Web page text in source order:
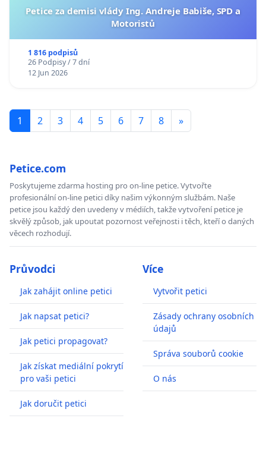
Petice za demisi vlády Ing. Andreje Babiše, SPD a
Motoristů
1 816 podpisů
26 Podpisy / 7 dní
12 Jun 2026
1 2 3 4 5 6 7 8 »
Petice.com
Poskytujeme zdarma hosting pro on-line petice. Vytvořte
profesionální on-line petici díky našim výkonným službám. Naše
petice jsou každý den uvedeny v médiích, takže vytvoření petice je
skvělý způsob, jak upoutat pozornost veřejnosti i těch, kteří o daných
věcech rozhodují.
Průvodci
Jak zahájit online petici
Jak napsat petici?
Jak petici propagovat?
Jak získat mediální pokrytí
pro vaši petici
Jak doručit petici
Více
Vytvořit petici
Zásady ochrany osobních
údajů
Správa souborů cookie
O nás